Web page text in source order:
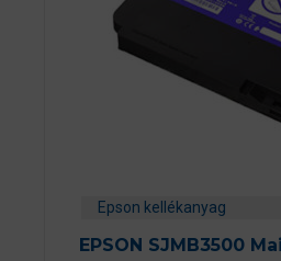
Epson kellékanyag
EPSON SJMB3500